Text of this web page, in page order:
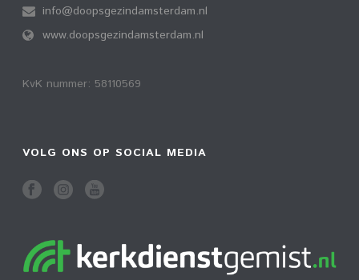
info@doopsgezindamsterdam.nl
www.doopsgezindamsterdam.nl
KvK nummer: 58110569
VOLG ONS OP SOCIAL MEDIA